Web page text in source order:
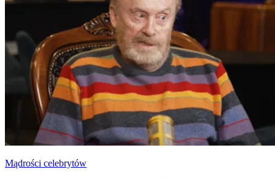
Mądrości celebrytów